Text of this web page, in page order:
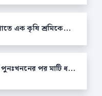
এক কৃষি শ্রমিকে...
পর মাটি ধ...